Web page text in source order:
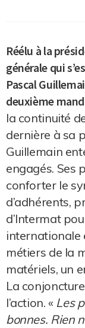
Réélu à la
générale qui
Pascal
deuxième
la continuité
dernière à sa
Guillemain
engagés. Ses
conforter le
d’adhérents,
d’Intermat
métiers de la
matériels, un
La
l’action. « Les
bonnes. Rien